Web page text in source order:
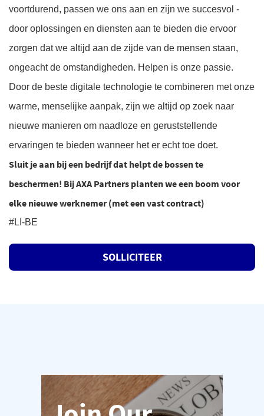
voortdurend, passen we ons aan en zijn we succesvol -
door oplossingen en diensten aan te bieden die ervoor
zorgen dat we altijd aan de zijde van de mensen staan,
ongeacht de omstandigheden. Helpen is onze passie.
Door de beste digitale technologie te combineren met onze
warme, menselijke aanpak, zijn we altijd op zoek naar
nieuwe manieren om naadloze en geruststellende
ervaringen te bieden wanneer het er echt toe doet.
Sluit je aan bij een bedrijf dat helpt de bossen te
beschermen! Bij AXA Partners planten we een boom voor
elke nieuwe werknemer (met een vast contract)
#LI-BE
SOLLICITEER